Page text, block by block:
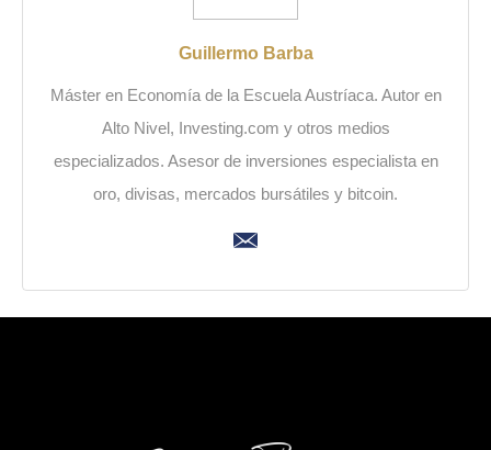
Guillermo Barba
Máster en Economía de la Escuela Austríaca. Autor en
Alto Nivel, Investing.com y otros medios
especializados. Asesor de inversiones especialista en
oro, divisas, mercados bursátiles y bitcoin.